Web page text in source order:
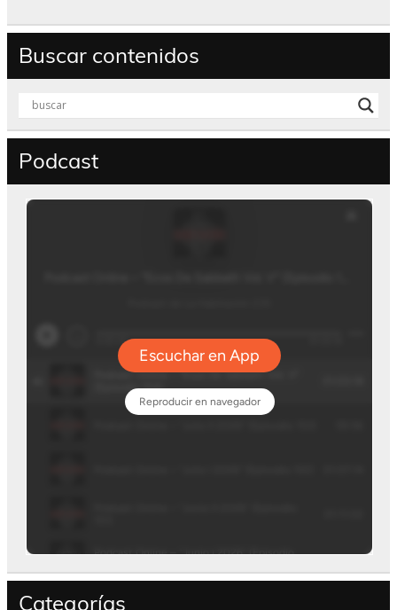
Buscar contenidos
Podcast
Categorías